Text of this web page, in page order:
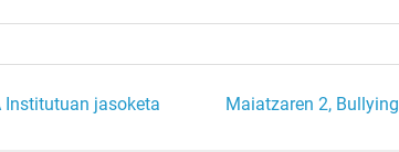
Institutuan jasoketa Maiatzaren 2,